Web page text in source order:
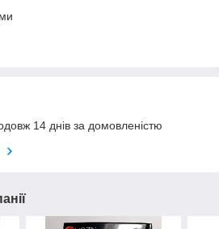
14 днів за домовленістю